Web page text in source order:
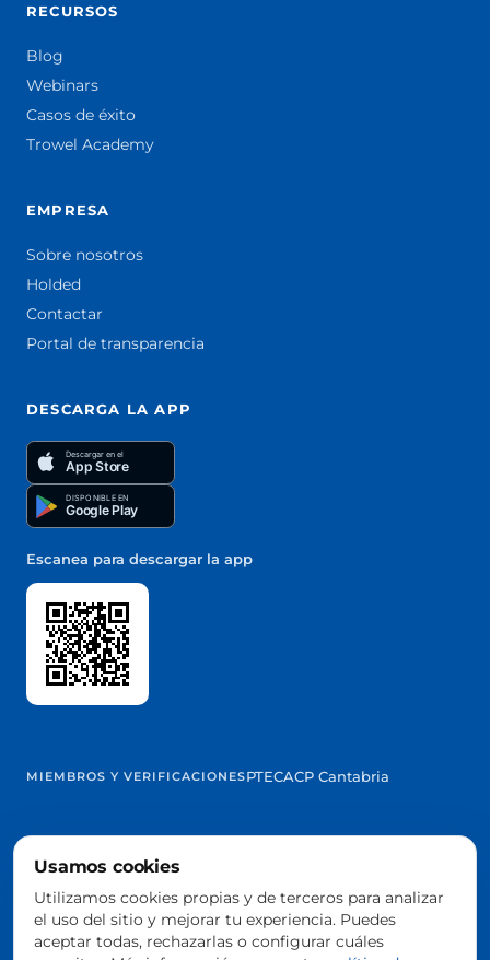
RECURSOS
Blog
Webinars
Casos de éxito
Trowel Academy
EMPRESA
Sobre nosotros
Holded
Contactar
Portal de transparencia
DESCARGA LA APP
Descargar en el
App Store
DISPONIBLE EN
Google Play
Escanea para descargar la app
MIEMBROS Y VERIFICACIONESPTECACP Cantabria
@2026 Trowelapp
Aviso legalTérminos y condicionesPrivacidadCookies
Configurar cookies
Usamos cookies
Utilizamos cookies propias y de terceros para analizar
el uso del sitio y mejorar tu experiencia. Puedes
aceptar todas, rechazarlas o configurar cuáles